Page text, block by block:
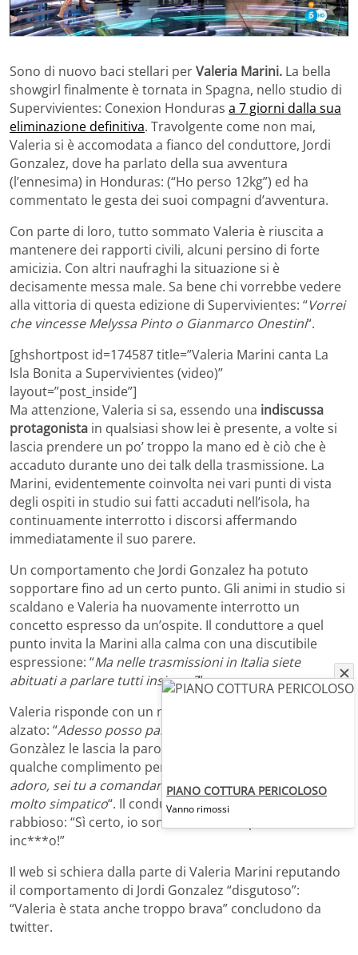
Sono di nuovo baci stellari perValeria Marini. La bella
showgirl finalmente è tornata in Spagna, nello studio di
Supervivientes: Conexion Honduras a 7 giorni dalla sua
eliminazione definitiva. Travolgente come non mai,
Valeria si è accomodata a fianco del conduttore, Jordi
Gonzalez, dove ha parlato della sua avventura
(l’ennesima) in Honduras: (“Ho perso 12kg”) ed ha
commentato le gesta dei suoi compagni d’avventura.
Con parte di loro, tutto sommato Valeria è riuscita a
mantenere dei rapporti civili, alcuni persino di forte
amicizia. Con altri naufraghi la situazione si è
decisamente messa male. Sa bene chi vorrebbe vedere
alla vittoria di questa edizione di Supervivientes: “Vorrei
che vincesse Melyssa Pinto o Gianmarco Onestini“.
[ghshortpost id=174587 title=”Valeria Marini canta La
Isla Bonita a Supervivientes (video)”
layout=”post_inside”]
Ma attenzione, Valeria si sa, essendo una indiscussa
protagonista in qualsiasi show lei è presente, a volte si
lascia prendere un po’ troppo la mano ed è ciò che è
accaduto durante uno dei talk della trasmissione. La
Marini, evidentemente coinvolta nei vari punti di vista
degli ospiti in studio sui fatti accaduti nell’isola, ha
continuamente interrotto i discorsi affermando
immediatamente il suo parere.
Un comportamento che Jordi Gonzalez ha potuto
sopportare fino ad un certo punto. Gli animi in studio si
scaldano e Valeria ha nuovamente interrotto un
concetto espresso da un’ospite. Il conduttore a quel
punto invita la Marini alla calma con una discutibile
espressione: “Ma nelle trasmissioni in Italia siete
abituati a parlare tutti insieme?”
Valeria risponde con un no secco indicandole il dito
alzato: “Adesso posso parlare?
Gonzàlez le lascia la parola, mentre Valeria gli lascia
qualche complimento per ristabilire l’armonia: “
adoro, sei tu a comandare il programma. Sei sempre
molto simpatico“. Il conduttore così le risponde
rabbioso: “Sì certo, io sono carino e simpatico ma mi
inc***o!”
Il web si schiera dalla parte di Valeria Marini reputando
il comportamento di Jordi Gonzalez “disgutoso”:
“Valeria è stata anche troppo brava” concludono da
twitter.
PIANO COTTURA PERICOLOSO
Vanno rimossi